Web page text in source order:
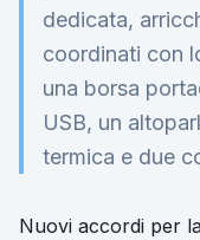
dedicata,
coordinati con
una borsa
USB, un
termica e due
Nuovi accordi per